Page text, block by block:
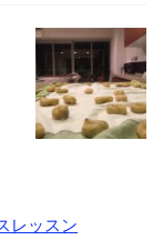
レッスン